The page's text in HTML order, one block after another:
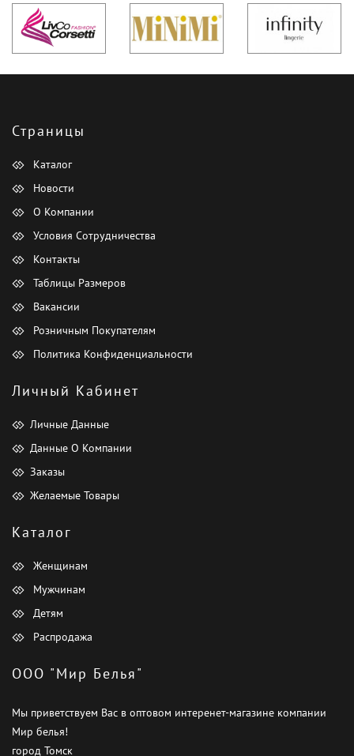
Страницы
Каталог
Новости
О Компании
Условия Сотрудничества
Контакты
Таблицы Размеров
Вакансии
Розничным Покупателям
Политика Конфиденциальности
Личный Кабинет
Личные Данные
Данные О Компании
Заказы
Желаемые Товары
Каталог
Женщинам
Мужчинам
Детям
Распродажа
ООО "Мир Белья"
Мы приветствуем Вас в оптовом интеренет-магазине компании
Мир белья!
город Томск